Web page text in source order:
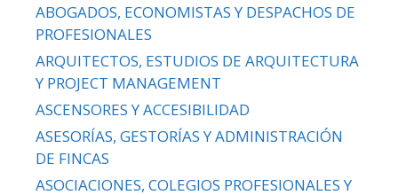
ABOGADOS, ECONOMISTAS Y DESPACHOS DE
PROFESIONALES
ARQUITECTOS, ESTUDIOS DE ARQUITECTURA
Y PROJECT MANAGEMENT
ASCENSORES Y ACCESIBILIDAD
ASESORÍAS, GESTORÍAS Y ADMINISTRACIÓN
DE FINCAS
ASOCIACIONES, COLEGIOS PROFESIONALES Y